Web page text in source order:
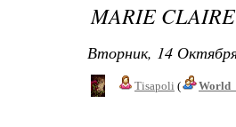
MARIE
Вторник, 14
Tisapoli (